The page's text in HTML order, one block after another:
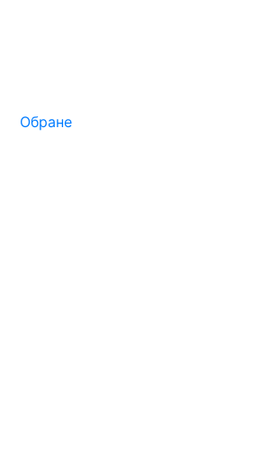
Обране